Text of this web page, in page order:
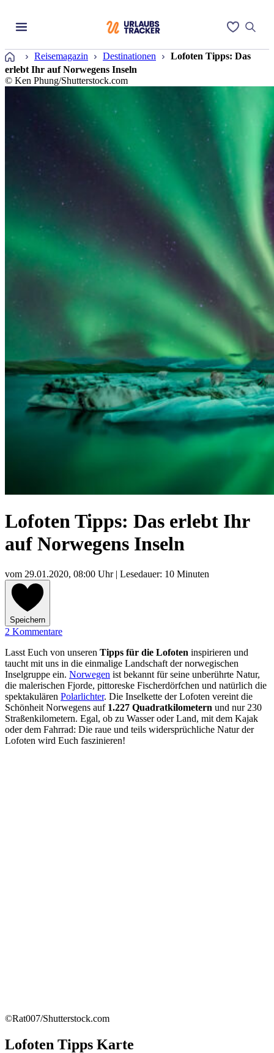
Startseite
Reisemagazin Destinationen
Lofoten Tipps: Das
erlebt Ihr auf Norwegens Inseln
© Ken Phung/Shutterstock.com
Lofoten Tipps: Das erlebt Ihr
auf Norwegens Inseln
vom 29.01.2020, 08:00 Uhr| Lesedauer: 10 Minuten
Speichern
2 Kommentare
Lasst Euch von unseren Tipps für die Lofoten inspirieren und
taucht mit uns in die einmalige Landschaft der norwegischen
Inselgruppe ein. Norwegen ist bekannt für seine unberührte Natur,
die malerischen Fjorde, pittoreske Fischerdörfchen und natürlich die
spektakulären Polarlichter. Die Inselkette der Lofoten vereint die
Schönheit Norwegens auf 1.227 Quadratkilometern und nur 230
Straßenkilometern. Egal, ob zu Wasser oder Land, mit dem Kajak
oder dem Fahrrad: Die raue und teils widersprüchliche Natur der
Lofoten wird Euch faszinieren!
©Rat007/Shutterstock.com
Lofoten Tipps Karte